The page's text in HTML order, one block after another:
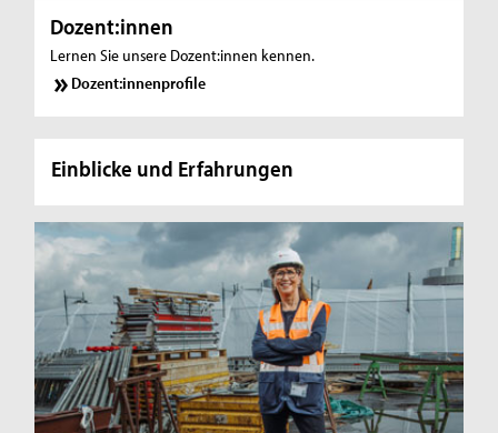
Dozent:innen
Lernen Sie unsere Dozent:innen kennen.
Dozent:innenprofile
Einblicke und Erfahrungen